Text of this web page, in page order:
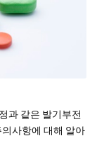
과 같은 발기부전
사항에 대해 알아